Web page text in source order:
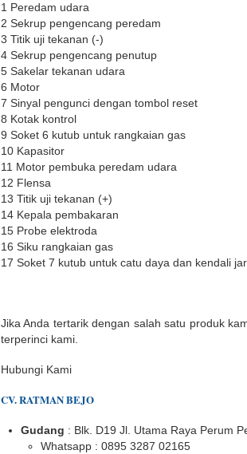
1 Peredam udara
2 Sekrup pengencang peredam
3 Titik uji tekanan (-)
4 Sekrup pengencang penutup
5 Sakelar tekanan udara
6 Motor
7 Sinyal pengunci dengan tombol reset
8 Kotak kontrol
9 Soket 6 kutub untuk rangkaian gas
10 Kapasitor
11 Motor pembuka peredam udara
12 Flensa
13 Titik uji tekanan (+)
14 Kepala pembakaran
15 Probe elektroda
16 Siku rangkaian gas
17 Soket 7 kutub untuk catu daya dan kendali
Jika Anda tertarik dengan salah satu produk
terperinci kami.
Hubungi Kami
CV. RATMAN BEJO
Gudang : Blk. D19 Jl. Utama Raya Perum
Whatsapp : 0895 3287 02165